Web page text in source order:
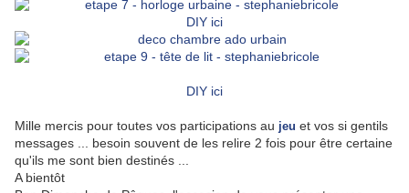
DIY ici
DIY ici
Mille mercis pour toutes vos participations au jeu et vos si gentils
messages ... besoin souvent de les relire 2 fois pour être certaine
qu'ils me sont bien destinés ...
A bientôt